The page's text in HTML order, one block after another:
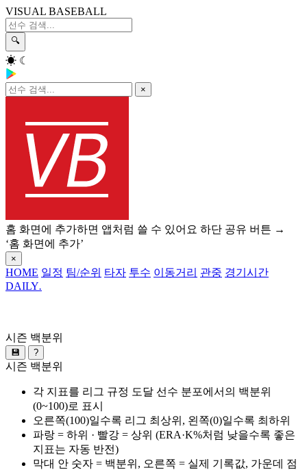
VISUAL BASEBALL
🔍
☀ ☾
×
홈 화면에 추가하면 앱처럼 쓸 수 있어요 하단 공유 버튼 →
‘홈 화면에 추가’
×
HOME 일정 팀/순위 타자 투수 이동거리 관중 경기시간
DAILY.
시즌 백분위
💾 ?
시즌 백분위
각 지표를 리그 규정 도달 선수 분포에서의 백분위
(0~100)로 표시
오른쪽(100)일수록 리그 최상위, 왼쪽(0)일수록 최하위
파랑 = 하위 · 빨강 = 상위 (ERA·K%처럼 낮을수록 좋은
지표는 자동 반전)
막대 안 숫자 = 백분위, 오른쪽 = 실제 기록값, 가운데 점